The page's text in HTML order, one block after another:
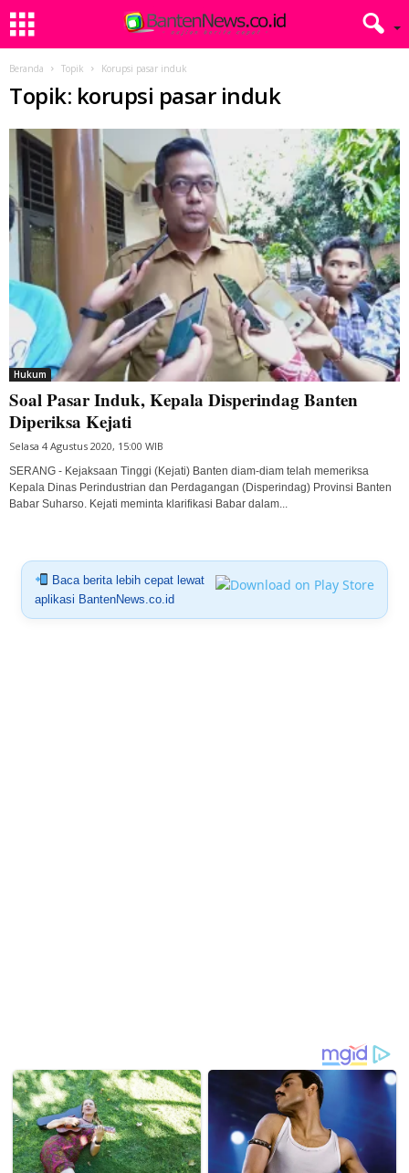
Beranda Topik Korupsi pasar induk
Topik: korupsi pasar induk
Hukum
Soal Pasar Induk, Kepala Disperindag Banten
Diperiksa Kejati
Selasa 4 Agustus 2020, 15:00 WIB
SERANG - Kejaksaan Tinggi (Kejati) Banten diam-diam telah memeriksa
Kepala Dinas Perindustrian dan Perdagangan (Disperindag) Provinsi Banten
Babar Suharso. Kejati meminta klarifikasi Babar dalam...
Baca berita lebih cepat lewat
aplikasi BantenNews.co.id